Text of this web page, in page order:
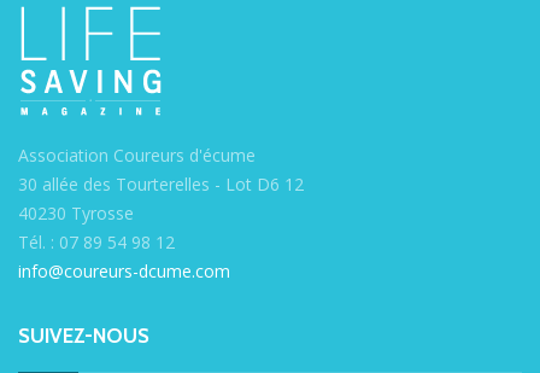
Association Coureurs d'écume
30 allée des Tourterelles - Lot D6 12
40230 Tyrosse
Tél. : 07 89 54 98 12
info@coureurs-dcume.com
SUIVEZ-NOUS